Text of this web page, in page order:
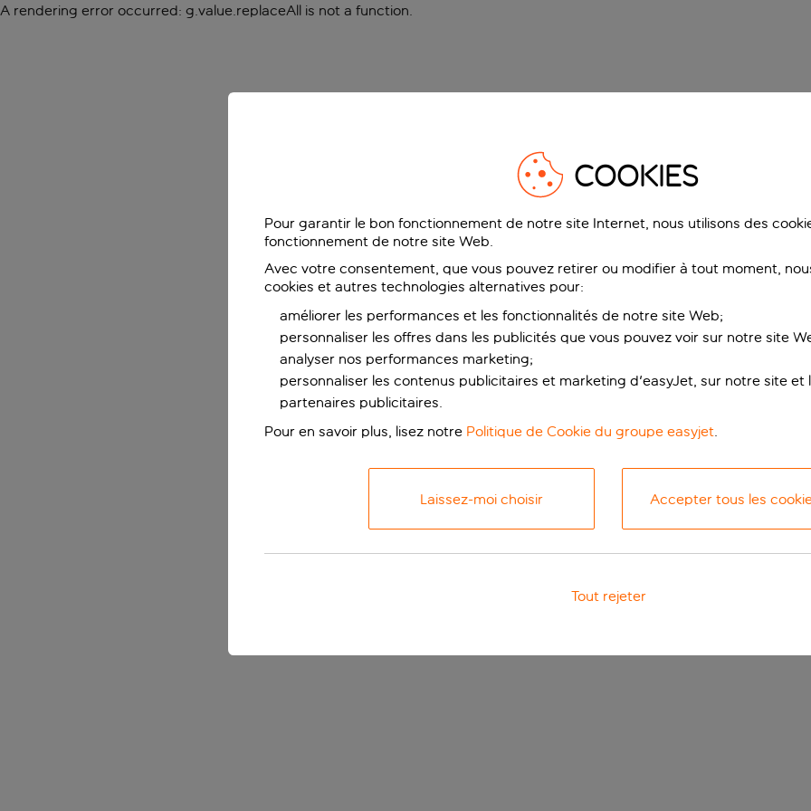
A rendering error occurred: g.value.replaceAll is not a function.
COOKIES
Pour garantir le bon fonctionnement de notre site Internet, nous utilisons des
fonctionnement de notre site Web.
Avec votre consentement, que vous pouvez retirer ou modifier à tout moment,
cookies et autres technologies alternatives pour:
améliorer les performances et les fonctionnalités de notre site Web;
personnaliser les offres dans les publicités que vous pouvez voir sur notre site
analyser nos performances marketing;
personnaliser les contenus publicitaires et marketing d'easyJet, sur notre site et
partenaires publicitaires.
Pour en savoir plus, lisez notre Politique de Cookie du groupe easyjet.
Laissez-moi choisir Accepter tous les
Tout rejeter